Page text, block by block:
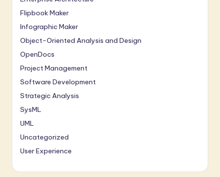
Flipbook Maker
Infographic Maker
Object-Oriented Analysis and Design
OpenDocs
Project Management
Software Development
Strategic Analysis
SysML
UML
Uncategorized
User Experience